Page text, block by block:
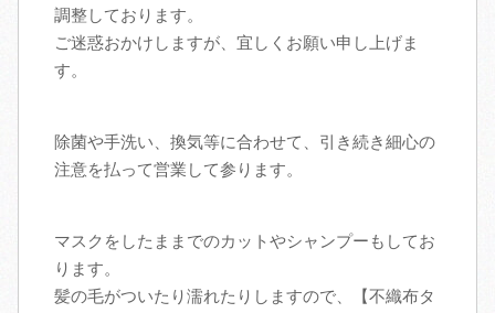
調整しております。
ご迷惑おかけしますが、宜しくお願い申し上げま
す。
除菌や手洗い、換気等に合わせて、引き続き細心の
注意を払って営業して参ります。
マスクをしたままでのカットやシャンプーもしてお
ります。
髪の毛がついたり濡れたりしますので、【不織布タ